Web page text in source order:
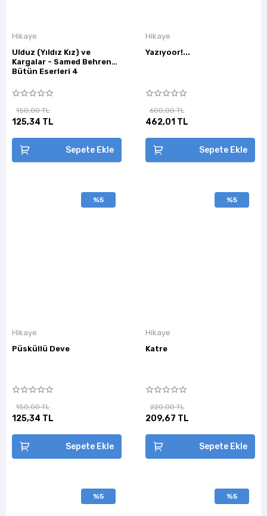
Hikaye
Ulduz (Yıldız Kız) ve
Kargalar - Samed Behrengi
Bütün Eserleri 4
150,00 TL
125,34 TL
Sepete Ekle
Hikaye
Yazıyoor!...
600,00 TL
462,01 TL
Sepete Ekle
%5
Hikaye
Püsküllü Deve
150,00 TL
125,34 TL
Sepete Ekle
%5
Hikaye
Katre
220,00 TL
209,67 TL
Sepete Ekle
%5 %5